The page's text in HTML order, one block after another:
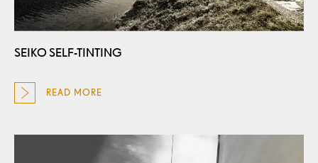
SEIKO SELF-TINTING
READ MORE